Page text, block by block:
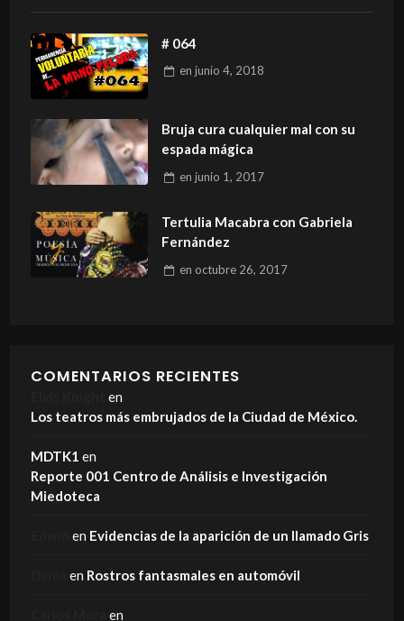
# 064
en junio 4, 2018
Bruja cura cualquier mal con su
espada mágica
en junio 1, 2017
Tertulia Macabra con Gabriela
Fernández
en octubre 26, 2017
COMENTARIOS RECIENTES
en
Los teatros más embrujados de la Ciudad de México.
MDTK1 en
Reporte 001 Centro de Análisis e Investigación
Miedoteca
en Evidencias de la aparición de un llamado Gris
en Rostros fantasmales en automóvil
en